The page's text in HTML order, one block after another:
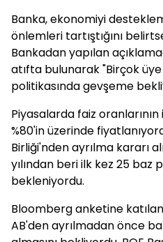
Banka, ekonomiyi
önlemleri tartıştığını
Bankadan yapılan
atıfta bulunarak "Birçok
politikasında gevşeme
Piyasalarda faiz
%80'in üzerinde
Birliği'nden ayrılma kararı
yılından beri ilk kez 25 baz
bekleniyordu.
Bloomberg anketine
AB'den ayrılmadan önce